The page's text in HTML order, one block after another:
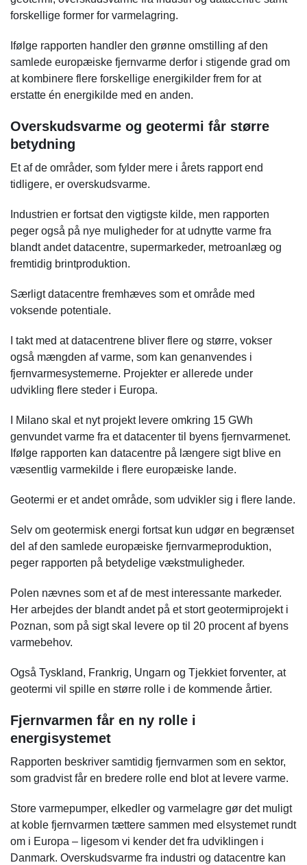
forskellige former for varmelagring.
Ifølge rapporten handler den grønne omstilling af den
samlede europæiske fjernvarme derfor i stigende grad om
at kombinere flere forskellige energikilder frem for at
erstatte én energikilde med en anden.
Overskudsvarme og geotermi får større
betydning
Et af de områder, som fylder mere i årets rapport end
tidligere, er overskudsvarme.
Industrien er fortsat den vigtigste kilde, men rapporten
peger også på nye muligheder for at udnytte varme fra
blandt andet datacentre, supermarkeder, metroanlæg og
fremtidig brintproduktion.
Særligt datacentre fremhæves som et område med
voksende potentiale.
I takt med at datacentrene bliver flere og større, vokser
også mængden af varme, som kan genanvendes i
fjernvarmesystemerne. Projekter er allerede under
udvikling flere steder i Europa.
I Milano skal et nyt projekt levere omkring 15 GWh
genvundet varme fra et datacenter til byens fjernvarmenet.
Ifølge rapporten kan datacentre på længere sigt blive en
væsentlig varmekilde i flere europæiske lande.
Geotermi er et andet område, som udvikler sig i flere lande.
Selv om geotermisk energi fortsat kun udgør en begrænset
del af den samlede europæiske fjernvarmeproduktion,
peger rapporten på betydelige vækstmuligheder.
Polen nævnes som et af de mest interessante markeder.
Her arbejdes der blandt andet på et stort geotermiprojekt i
Poznan, som på sigt skal levere op til 20 procent af byens
varmebehov.
Også Tyskland, Frankrig, Ungarn og Tjekkiet forventer, at
geotermi vil spille en større rolle i de kommende årtier.
Fjernvarmen får en ny rolle i
energisystemet
Rapporten beskriver samtidig fjernvarmen som en sektor,
som gradvist får en bredere rolle end blot at levere varme.
Store varmepumper, elkedler og varmelagre gør det muligt
at koble fjernvarmen tættere sammen med elsystemet rundt
om i Europa – ligesom vi kender det fra udviklingen i
Danmark. Overskudsvarme fra industri og datacentre kan